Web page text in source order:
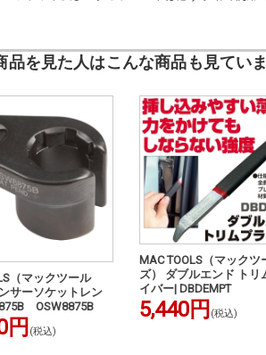
品を見た人はこんな商品も見てい
（マックツール
サーソケットレン
OSW8875B
円 (税込)
MAC TOOLS（マックツ
ズ） ダブルエンド トリ
イバー| DBDEMPT
5,440円 (税込)